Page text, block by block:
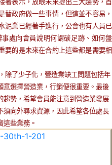
著表示，放眼未來提出三大趨勢，首
替政府做一些事情，但這並不容易，
泥業已經著手進行，公會也有人員已
處向會員說明何謂碳足跡、如何盤
要的是未來在合約上這些都是需要相
了少子化，營造業缺工問題包括年
選擇營造業，行銷便很重要。最後
勢，希望會員能注意到營造業發展
向外尋求資源，因此希望各位處長
這些業務。